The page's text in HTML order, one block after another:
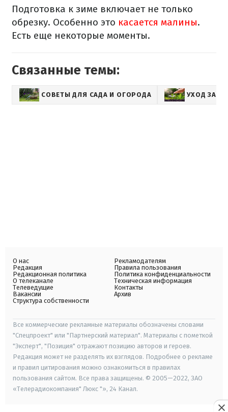
Подготовка к зиме включает не только
обрезку. Особенно это касается малины.
Есть еще некоторые моменты.
Связанные темы:
СОВЕТЫ ДЛЯ САДА И ОГОРОДА УХОД ЗА
О нас
Редакция
Редакционная политика
О телеканале
Телеведущие
Вакансии
Структура собственности
Рекламодателям
Правила пользования
Политика конфиденциальности
Техническая информация
Контакты
Архив
Все коммерческие рекламные материалы обозначены словами
"Спецпроект" или "Партнерский материал". Материалы с пометкой
"Эксперт", "Позиция" отражают позицию авторов и героев.
Редакция может не разделять их взглядов. Подробнее о рекламе
и правил цитирования можно ознакомиться в правилах
пользования сайтом. Все права защищены. © 2005—2022, ЗАО
«Телерадиокомпания" Люкс "», 24 Канал.